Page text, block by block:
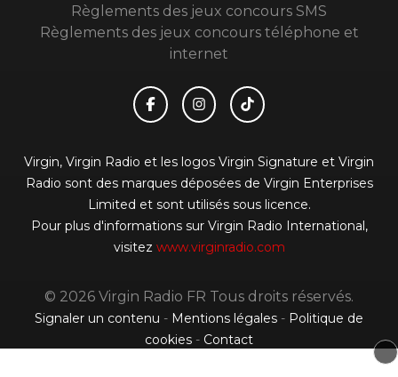
Règlements des jeux concours SMS
Règlements des jeux concours téléphone et
internet
Virgin, Virgin Radio et les logos Virgin Signature et Virgin
Radio sont des marques déposées de Virgin Enterprises
Limited et sont utilisés sous licence.
Pour plus d'informations sur Virgin Radio International,
visitez www.virginradio.com
© 2026 Virgin Radio FR Tous droits réservés.
Signaler un contenu - Mentions légales - Politique de
cookies - Contact